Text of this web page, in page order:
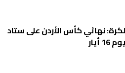
نهائي كأس الأردن على ستاد
أيار